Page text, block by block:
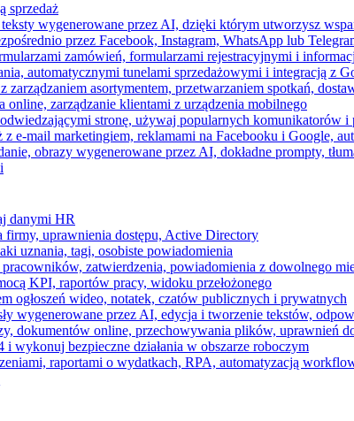
sprzedaż
wygenerowane przez AI, dzięki którym utworzysz
przez Facebook, Instagram, WhatsApp lub
zamówień, formularzami rejestracyjnymi i
automatycznymi tunelami sprzedażowymi i integracją z
zarządzaniem asortymentem, przetwarzaniem spotkań,
online, zarządzanie klientami z urządzenia mobilnego
stronę, używaj popularnych komunikatorów
z e-mail marketingiem, reklamami na Facebooku i Google,
obrazy wygenerowane przez AI, dokładne prompty,
danymi HR
uprawnienia dostępu, Active Directory
uznania, tagi, osobiste powiadomienia
zatwierdzenia, powiadomienia z dowolnego
KPI, raportów pracy, widoku przełożonego
ogłoszeń wideo, notatek, czatów publicznych i prywatnych
wygenerowane przez AI, edycja i tworzenie tekstów,
dokumentów online, przechowywania plików, uprawnień
wykonuj bezpieczne działania w obszarze roboczym
raportami o wydatkach, RPA, automatyzacją